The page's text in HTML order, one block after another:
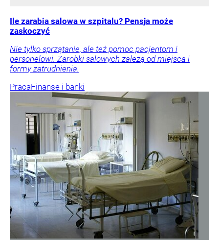
Ile zarabia salowa w szpitalu? Pensja może
zaskoczyć
Nie tylko sprzątanie, ale też pomoc pacjentom i
personelowi. Zarobki salowych zależą od miejsca i
formy zatrudnienia.
PracaFinanse i banki